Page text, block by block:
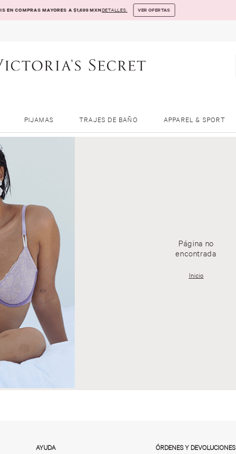
EN COMPRAS MAYORES A $1,699 MXNDETALLES. VER OFERTAS
PIJAMAS TRAJES DE BAÑO APPAREL & SPORT
Página no
encontrada
Inicio
AYUDA ÓRDENES Y DEVOLUCIONES